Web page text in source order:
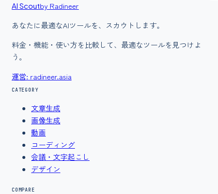
AI Scoutby Radineer
あなたに最適なAIツールを、スカウトします。
料金・機能・使い方を比較して、最適なツールを見つけよ
う。
運営: radineer.asia
CATEGORY
文章生成
画像生成
動画
コーディング
会議・文字起こし
デザイン
COMPARE